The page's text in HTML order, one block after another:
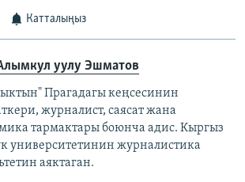
Катталыңыз
уулу Эшматов
Прагадагы кеңсесинин
журналист, саясат жана
тармактары боюнча адис. Кыргыз
университетинин журналистика
аяктаган.